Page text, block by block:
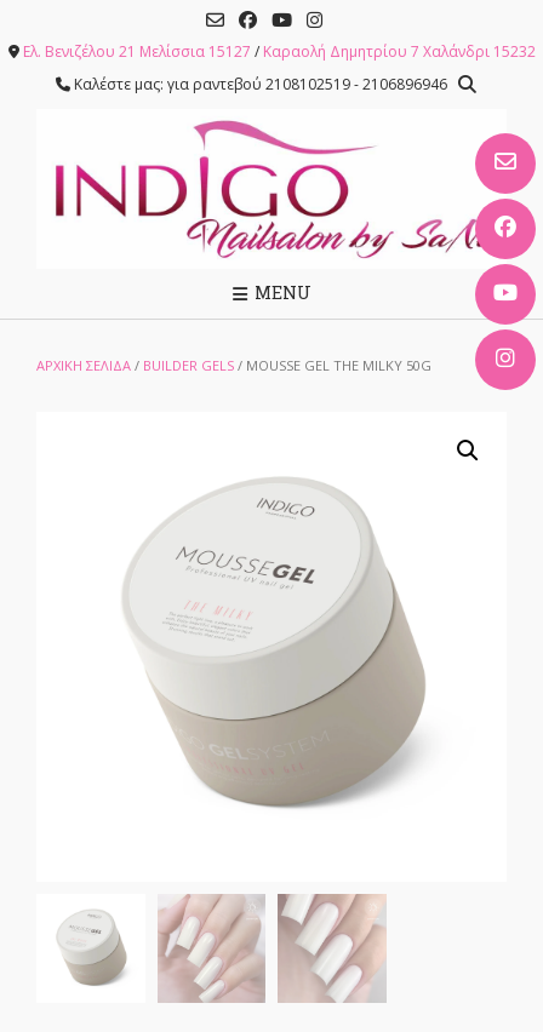
content
Ελ. Βενιζέλου 21 Μελίσσια 15127 / Καραολή Δημητρίου 7 Χαλάνδρι 15232
Καλέστε μας: για ραντεβού 2108102519 - 2106896946
MENU
ΑΡΧΙΚΉ ΣΕΛΊΔΑ / BUILDER GELS / MOUSSE GEL THE MILKY 50G